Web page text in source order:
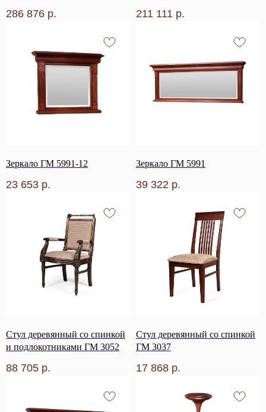
286 876 р. 211 111 р.
Зеркало ГМ 5991-12
23 653 р.
Зеркало ГМ 5991
39 322 р.
Стул деревянный со спинкой
и подлокотниками ГМ 3052
88 705 р.
Стул деревянный со спинкой
ГМ 3037
17 868 р.